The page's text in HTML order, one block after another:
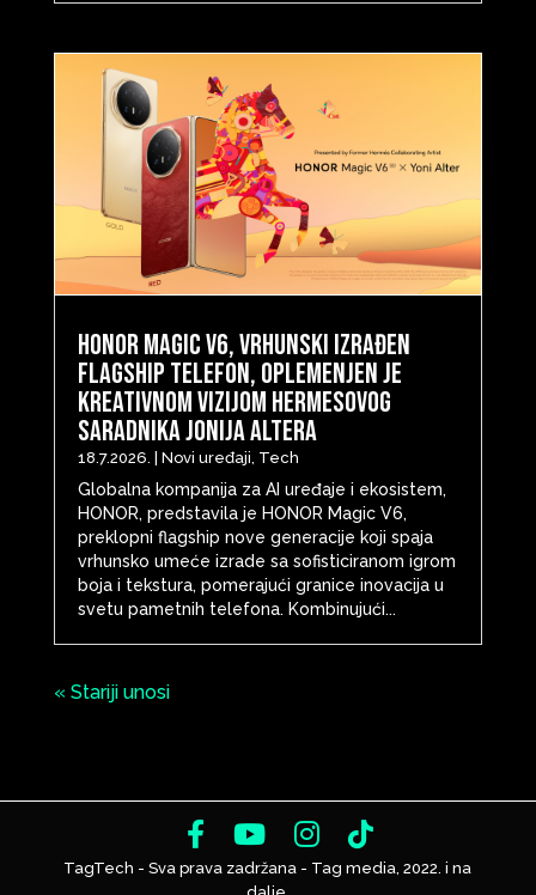
HONOR Magic V6, vrhunski izrađen
flagship telefon, oplemenjen je
kreativnom vizijom Hermesovog
saradnika Jonija Altera
18.7.2026. | Novi uređaji Tech
Globalna kompanija za AI uređaje i ekosistem,
HONOR, predstavila je HONOR Magic V6,
preklopni flagship nove generacije koji spaja
vrhunsko umeće izrade sa sofisticiranom igrom
boja i tekstura, pomerajući granice inovacija u
svetu pametnih telefona. Kombinujući...
« Stariji unosi
TagTech - Sva prava zadržana - Tag media, 2022. i na